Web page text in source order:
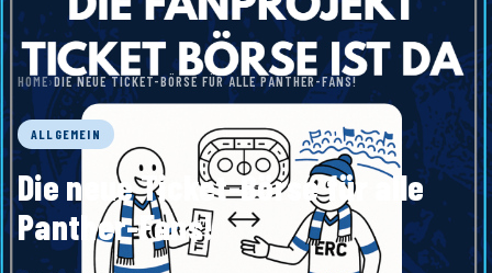
HOME›DIE NEUE TICKET-BÖRSE FÜR ALLE PANTHER-FANS!
ALLGEMEIN
Die neue Ticket-Börse für alle
Panther-Fans!